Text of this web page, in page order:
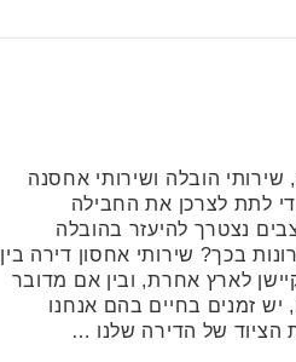
שירותי הובלה ושירותי אחסנה
לתת לצרכן את החבילה
נצטרך להיעזר בהובלה
בכך? שירותי אחסון דירה בין
לארץ אחרת, ובין אם מדובר
יש זמנים בחיים בהם אנחנו
הציוד של הדירה שלנו …